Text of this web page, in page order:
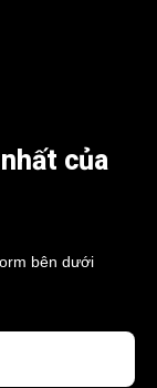
của
bên dưới